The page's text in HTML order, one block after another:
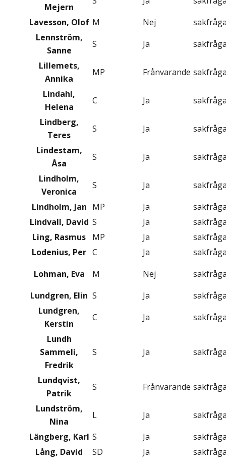
Mejern
Lavesson, Olof M Nej
Lennström,
Sanne
S Ja
Lillemets,
Annika
MP Frånvarande
Lindahl,
Helena
C Ja
Lindberg,
Teres
S Ja
Lindestam,
Åsa
S Ja
Lindholm,
Veronica
S Ja
Lindholm, Jan MP Ja
Lindvall, David S Ja
Ling, Rasmus
MP Ja
Lodenius, Per C Ja
Lohman, Eva
M Nej
Lundgren, Elin S Ja
Lundgren,
Kerstin
C Ja
Lundh
Sammeli,
Fredrik
S Ja
Lundqvist,
Patrik
S Frånvarande
Lundström,
Nina
L Ja
Längberg, Karl S Ja
Lång, David
SD Ja